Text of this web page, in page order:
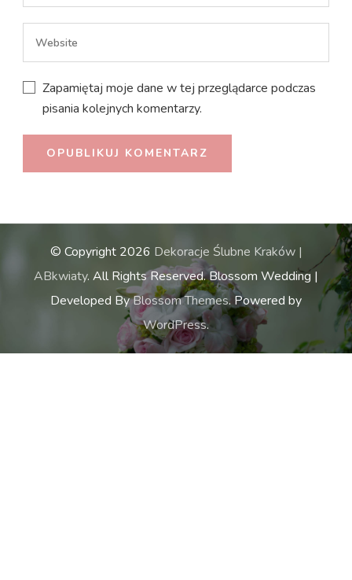
Zapamiętaj moje dane w tej przeglądarce podczas
pisania kolejnych komentarzy.
© Copyright 2026 Dekoracje Ślubne Kraków |
ABkwiaty. All Rights Reserved.Blossom Wedding |
Developed ByBlossom Themes. Powered by
WordPress.